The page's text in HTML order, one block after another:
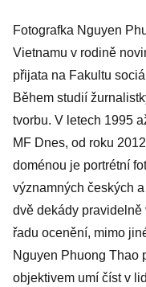
Fotografka Nguyen
Vietnamu v rodině
přijata na Fakultu
Během studií
tvorbu. V letech 1995
MF Dnes, od roku
doménou je portrétní
významných českých
dvě dekády
řadu ocenění, mimo
Nguyen Phuong Thao
objektivem umí číst v